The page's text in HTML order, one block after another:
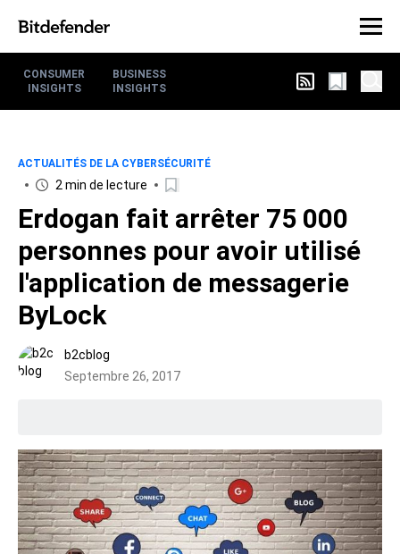
CONSUMER
INSIGHTS
BUSINESS
INSIGHTS
ACTUALITÉS DE LA CYBERSÉCURITÉ
2 min de lecture
Erdogan fait arrêter 75 000
personnes pour avoir utilisé
l'application de messagerie
ByLock
b2cblog
Septembre 26, 2017